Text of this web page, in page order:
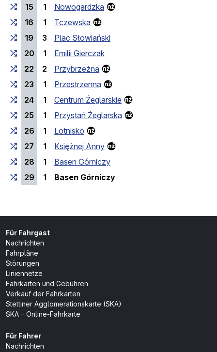
15
1
Nowogardzka
16
1
Tczewska
19
3
Plac Słowiański
20
1
Emilii Gierczak
22
2
Przybrzeżna
23
1
Przestrzenna
24
1
Centrum Żeglarskie
25
1
Przystań Żeglarska
26
1
Lotnisko
27
1
Księżnej Anny
28
1
Basen Górniczy
29
1 Basen Górniczy(Endhaltestelle)
Für Fahrgast
Nachrichten
Fahrpläne
Störungen
Liniennetze
Fahrkarten und Gebühren
Verkauf der Fahrkarten
Stettiner Agglomerationskarte (SKA)
SKA – Online-Fahrkarte
Für Fahrer
Nachrichten